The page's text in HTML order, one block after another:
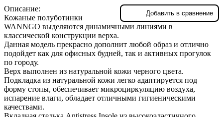
Добавить в сравнение
Описание:
Кожаные полуботинки
WANNGO выделяются динамичными линиями в
классической конструкции верха.
Данная модель прекрасно дополнит любой образ и отлично
подойдет как для офисных будней, так и активных прогулок
по городу.
Верх выполнен из натуральной кожи черного цвета.
Подкладка из натуральной кожи легко адаптируется под
форму стопы, обеспечивает микроциркуляцию воздуха,
испарение влаги, обладает отличными гигиеническими
качествами.